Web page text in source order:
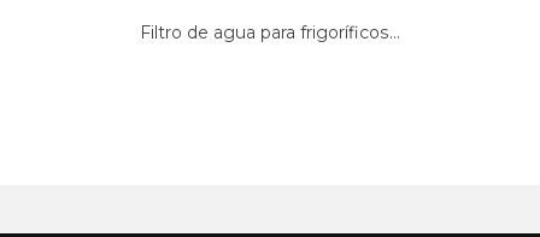
LG, GC-L207TTHA
LG, GC-L227KGHA
Filtro de agua para frigoríficos...